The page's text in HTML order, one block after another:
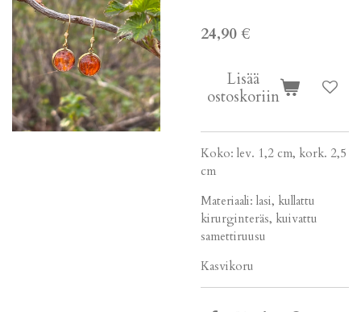
24,90 €
Lisää
ostoskoriin
Koko: lev. 1,2 cm, kork. 2,5
cm
Materiaali: lasi, kullattu
kirurginteräs, kuivattu
samettiruusu
Kasvikoru